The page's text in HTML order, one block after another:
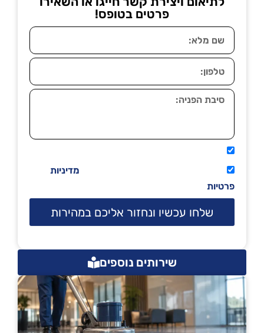
פרטים בטופס!
מדיניות
פרטיות
שלחו עכשיו ונחזור אליכם במהירות
שירותים נוספים